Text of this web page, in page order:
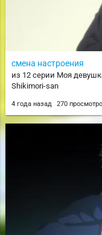
смена настроения
из 12 серии Моя
Shikimori-san
4 года назад 270